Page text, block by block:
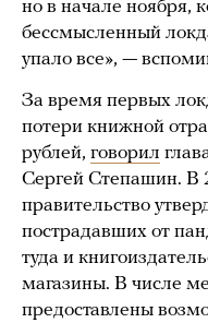
но в начале ноября,
бессмысленный
упало все», —
За время первых
потери книжной
рублей, говорил
Сергей Степашин. В
правительство
пострадавших от
туда и
магазины. В числе
предоставлены